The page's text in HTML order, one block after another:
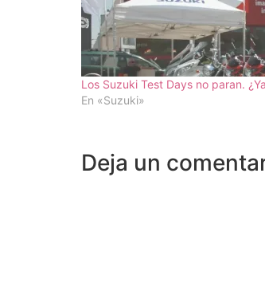
Los Suzuki Test Days no paran.
En «Suzuki»
Deja un